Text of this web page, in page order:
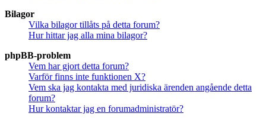
Bilagor
Vilka bilagor tillåts på detta forum?
Hur hittar jag alla mina bilagor?
phpBB-problem
Vem har gjort detta forum?
Varför finns inte funktionen X?
Vem ska jag kontakta med juridiska ärenden angående detta
forum?
Hur kontaktar jag en forumadministratör?